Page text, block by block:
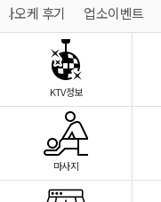
오케 후기 업소이벤트
KTV정보
마사지